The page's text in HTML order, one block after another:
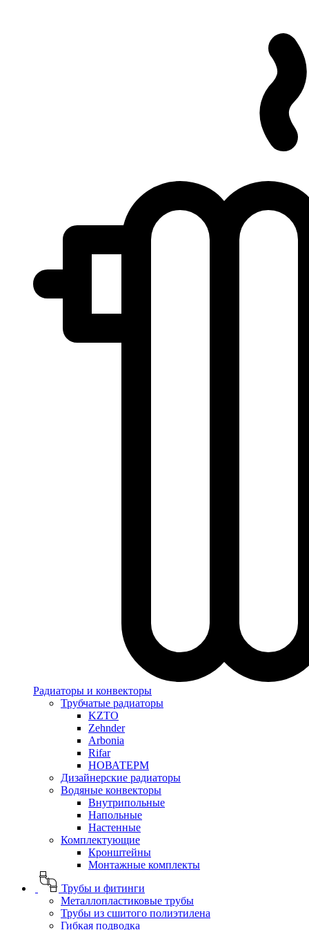
Радиаторы и конвекторы
Трубчатые радиаторы
KZTO
Zehnder
Arbonia
Rifar
НОВАТЕРМ
Дизайнерские радиаторы
Водяные конвекторы
Внутрипольные
Напольные
Настенные
Комплектующие
Кронштейны
Монтажные комплекты
Трубы и фитинги
Металлопластиковые трубы
Трубы из сшитого полиэтилена
Гибкая подводка